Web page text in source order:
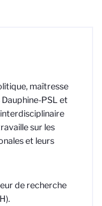
maîtresse
PSL et
sur les
et leurs
de recherche